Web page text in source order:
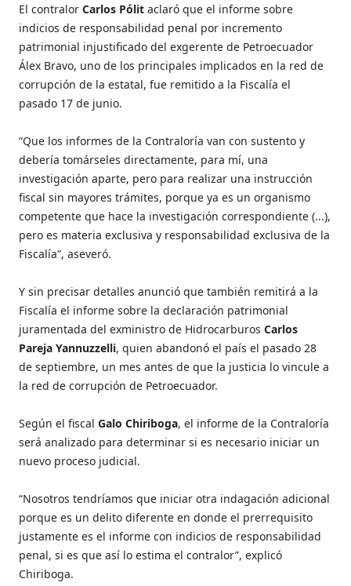
El contralorCarlos Pólit aclaró que el informe sobre
indicios de responsabilidad penal por incremento
patrimonial injustificado del exgerente de Petroecuador
Álex Bravo, uno de los principales implicados en la red de
corrupción de la estatal, fue remitido a la Fiscalía el
pasado 17 de junio.
“Que los informes de la Contraloría van con sustento y
debería tomárseles directamente, para mí, una
investigación aparte, pero para realizar una instrucción
fiscal sin mayores trámites, porque ya es un organismo
competente que hace la investigación correspondiente (...),
pero es materia exclusiva y responsabilidad exclusiva de la
Fiscalía”, aseveró.
Y sin precisar detalles anunció que también remitirá a la
Fiscalía el informe sobre la declaración patrimonial
juramentada del exministro de HidrocarburosCarlos
Pareja Yannuzzelli, quien abandonó el país el pasado 28
de septiembre, un mes antes de que la justicia lo vincule a
la red de corrupción de Petroecuador.
Según el fiscalGalo Chiriboga, el informe de la Contraloría
será analizado para determinar si es necesario iniciar un
nuevo proceso judicial.
“Nosotros tendríamos que iniciar otra indagación adicional
porque es un delito diferente en donde el prerrequisito
justamente es el informe con indicios de responsabilidad
penal, si es que así lo estima el contralor”, explicó
Chiriboga.